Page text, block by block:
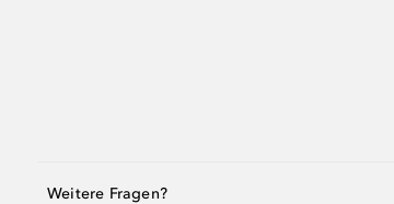
Weitere Fragen?